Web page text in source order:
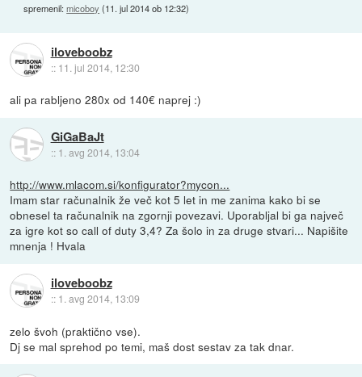
spremenil:micoboy (11. jul 2014 ob 12:32)
iloveboobz
:: 11. jul 2014, 12:30
ali pa rabljeno 280x od 140€ naprej :)
GiGaBaJt
:: 1. avg 2014, 13:04
http://www.mlacom.si/konfigurator?mycon...
Imam star računalnik že več kot 5 let in me zanima kako bi se
obnesel ta računalnik na zgornji povezavi. Uporabljal bi ga največ
za igre kot so call of duty 3,4? Za šolo in za druge stvari... Napišite
mnenja ! Hvala
iloveboobz
:: 1. avg 2014, 13:09
zelo švoh (praktično vse).
Dj se mal sprehod po temi, maš dost sestav za tak dnar.